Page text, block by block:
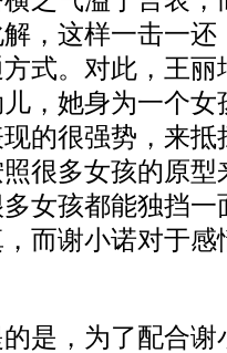
，这样一击一
式。对此，王
儿，她身为一个
的很强势，来抵
很多女孩的原
女孩都能独挡
而谢小诺对于
，为了配合谢